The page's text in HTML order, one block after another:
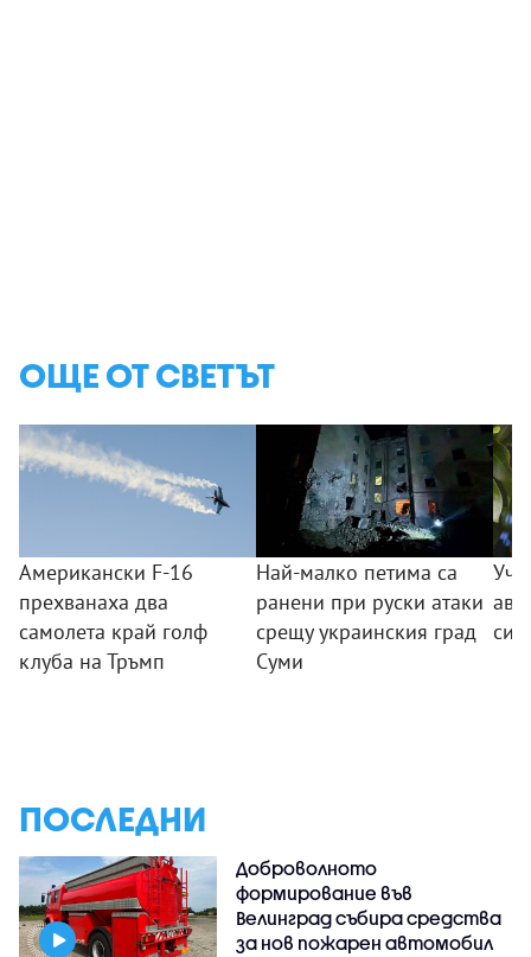
ОЩЕ ОТ СВЕТЪТ
Американски F-16
прехванаха два
самолета край голф
клуба на Тръмп
Най-малко петима са
ранени при руски атаки
срещу украинския град
Суми
си
ПОСЛЕДНИ
Доброволното
формирование във
Велинград събира средства
за нов пожарен автомобил